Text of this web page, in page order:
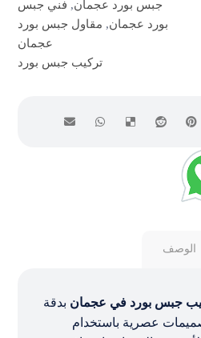
جبس بورد عجمان, فني جبس
بورد عجمان, مقاول جبس بورد
عجمان
تركيب جبس بورد
الوصف
جبس بورد في عجمان بدقة
عصرية باستخدام